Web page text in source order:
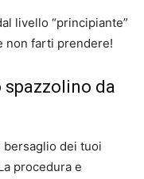
livello “principiante”
non farti prendere!
spazzolino da
bersaglio dei tuoi
procedura e